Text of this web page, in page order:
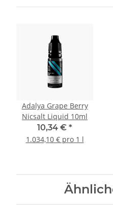
Adalya Grape Berry
Nicsalt Liquid 10ml
10,34 € *
1.034,10 € pro 1 l